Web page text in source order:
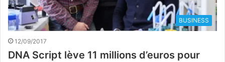
BUSINESS
12/09/2017
DNA Script lève 11 millions d’euros pour